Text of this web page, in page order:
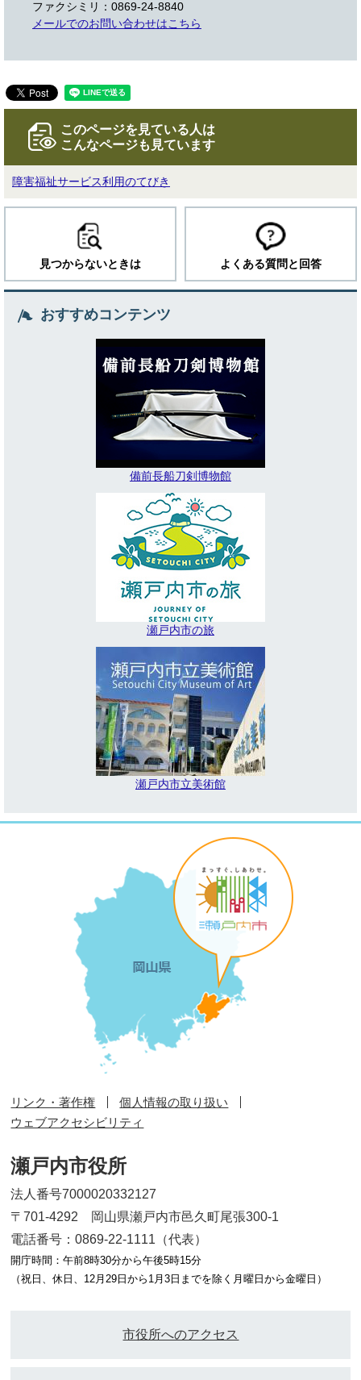
ファクシミリ：0869-24-8840
メールでのお問い合わせはこちら
このページを見ている人は
こんなページも見ています
障害福祉サービス利用のてびき
見つからないときは よくある質問と回答
おすすめコンテンツ
備前長船刀剣博物館
瀬戸内市の旅
瀬戸内市立美術館
リンク・著作権
個人情報の取り扱い
ウェブアクセシビリティ
瀬戸内市役所
法人番号7000020332127
〒701-4292 岡山県瀬戸内市邑久町尾張300-1
電話番号：0869-22-1111（代表）
開庁時間：午前8時30分から午後5時15分
（祝日、休日、12月29日から1月3日までを除く月曜日から金曜日）
市役所へのアクセス